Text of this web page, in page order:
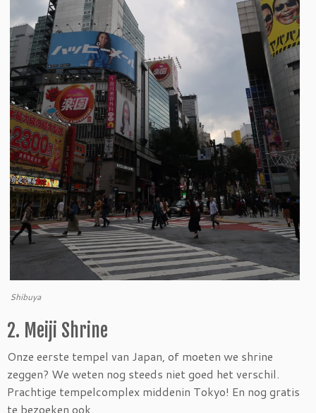
Shibuya
2. Meiji Shrine
Onze eerste tempel van Japan, of moeten we shrine
zeggen? We weten nog steeds niet goed het verschil.
Prachtige tempelcomplex middenin Tokyo! En nog gratis
te bezoeken ook.